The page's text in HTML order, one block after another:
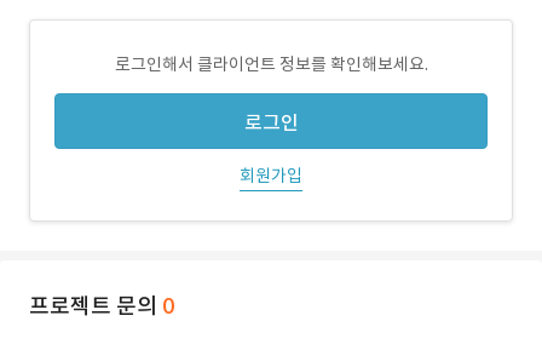
로그인해서 클라이언트 정보를 확인해보세요.
로그인
회원가입
프로젝트 문의 0